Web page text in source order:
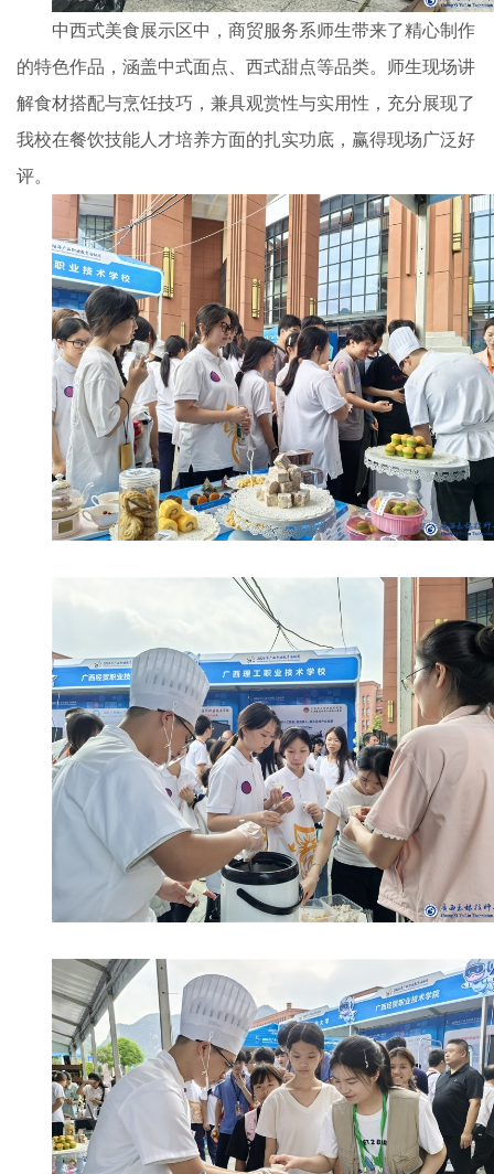
中西式美食展示区中，商贸服务系师生带来了精心制作
的特色作品，涵盖中式面点、西式甜点等品类。师生现场讲
解食材搭配与烹饪技巧，兼具观赏性与实用性，充分展现了
我校在餐饮技能人才培养方面的扎实功底，赢得现场广泛好
评。